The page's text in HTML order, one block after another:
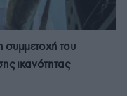
συμμετοχή του
ικανότητας